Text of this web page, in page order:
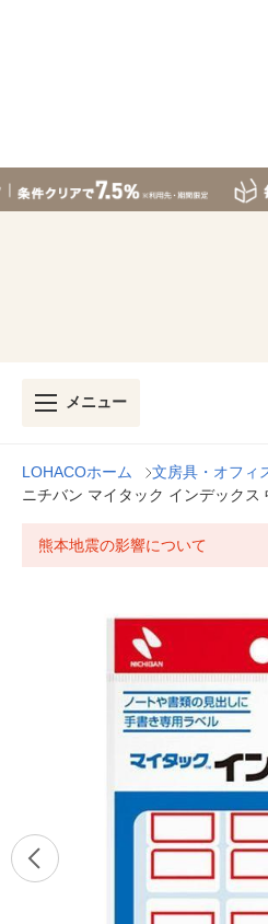
メニュー
LOHACOホーム 文房具・オフィ
ニチバン マイタック インデックス
熊本地震の影響について